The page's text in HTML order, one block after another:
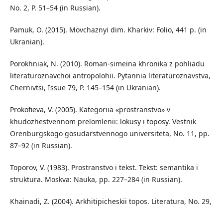
No. 2, P. 51–54 (in Russian).
Pamuk, O. (2015). Movchaznyi dim. Kharkiv: Folio, 441 p. (in
Ukranian).
Porokhniak, N. (2010). Roman-simeina khronika z pohliadu
literaturoznavchoi antropolohii. Pytannia literaturoznavstva,
Chernivtsi, Issue 79, P. 145–154 (in Ukranian).
Prokofieva, V. (2005). Kategoriia «prostranstvo» v
khudozhestvennom prelomlenii: lokusy i toposy. Vestnik
Orenburgskogo gosudarstvennogo universiteta, No. 11, pp.
87–92 (in Russian).
Toporov, V. (1983). Prostranstvo i tekst. Tekst: semantika i
struktura. Moskva: Nauka, pp. 227–284 (in Russian).
Khainadi, Z. (2004). Arkhitipicheskii topos. Literatura, No. 29,